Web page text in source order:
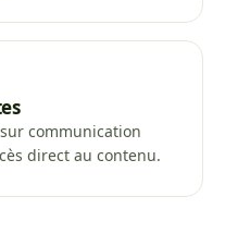
communication
direct au contenu.